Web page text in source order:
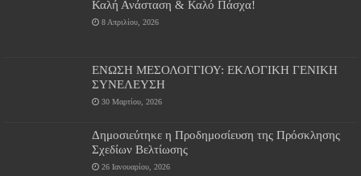
Καλή Ανάσταση & Καλό Πάσχα!
8 Απριλίου, 2026
ΕΝΩΣΗ ΜΕΣΟΛΟΓΓΙΟΥ: ΕΚΛΟΓΙΚΗ ΓΕΝΙΚΗ
ΣΥΝΕΛΕΥΣΗ
30 Μαρτίου, 2026
Δημοσιεύτηκε η Προδημοσίευση της Πρόσκλησης
Σχεδίων Βελτίωσης
26 Ιανουαρίου, 2026